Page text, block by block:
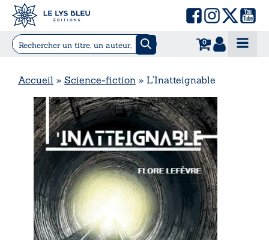
0
Accueil » Science-fiction » L’Inatteignable